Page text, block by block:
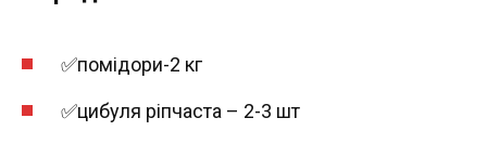
✅помідори-2 кг
✅цибуля ріпчаста – 2-3 шт